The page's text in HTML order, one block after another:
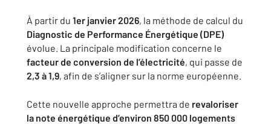
À partir du 1er janvier 2026, la méthode de calcul du
Diagnostic de Performance Énergétique (DPE)
évolue. La principale modification concerne le
facteur de conversion de l’électricité, qui passe de
2,3 à 1,9, afin de s’aligner sur la norme européenne.
Cette nouvelle approche permettra de revaloriser
la note énergétique d’environ 850 000 logements